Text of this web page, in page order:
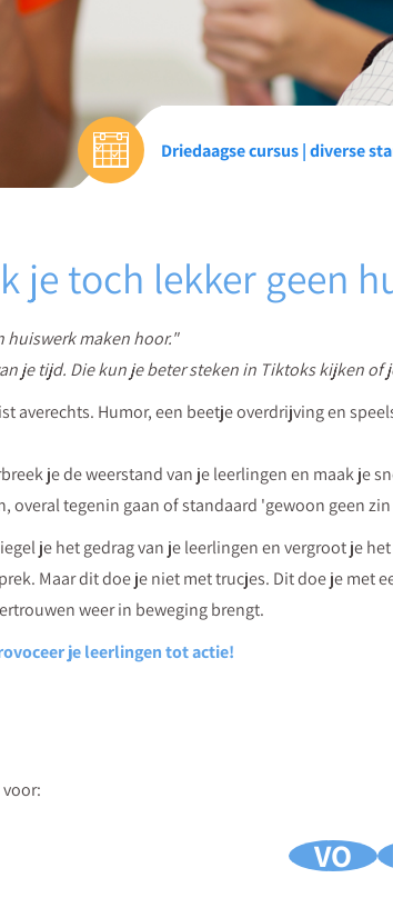
Driedaagse cursus | diverse
je toch lekker geen
huiswerk maken hoor."
je tijd. Die kun je beter steken in Tiktoks kijken of
averechts. Humor, een beetje overdrijving en
je de weerstand van je leerlingen en maak je
overal tegenin gaan of standaard 'gewoon geen
je het gedrag van je leerlingen en vergroot je
Maar dit doe je niet met trucjes. Dit doe je met
weer in beweging brengt.
je leerlingen tot actie!
VO